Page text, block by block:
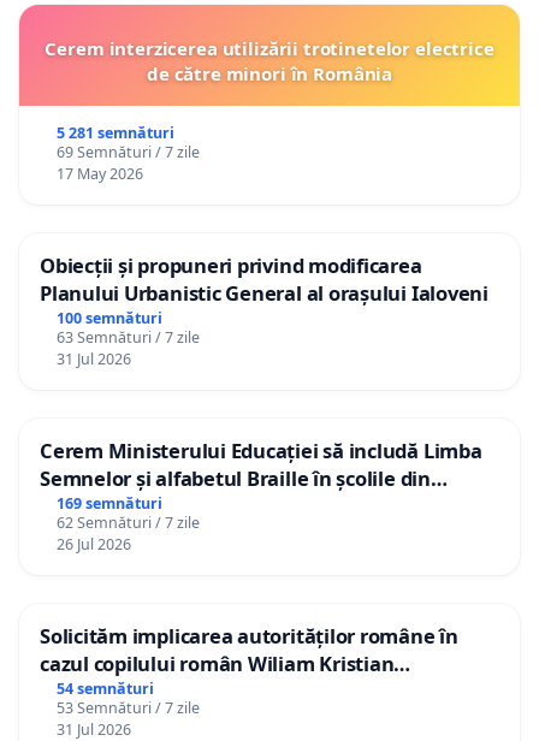
Cerem interzicerea utilizării trotinetelor electrice
de către minori în România
5 281 semnături
69 Semnături / 7 zile
17 May 2026
Obiecții și propuneri privind modificarea
Planului Urbanistic General al orașului Ialoveni
100 semnături
63 Semnături / 7 zile
31 Jul 2026
Cerem Ministerului Educației să includă Limba
Semnelor și alfabetul Braille în școlile din
Republica Moldova!
169 semnături
62 Semnături / 7 zile
26 Jul 2026
Solicităm implicarea autorităților române în
cazul copilului român Wiliam Kristian
Gheorghe, aflat în plasament în Danemarca de
12 ani
54 semnături
53 Semnături / 7 zile
31 Jul 2026